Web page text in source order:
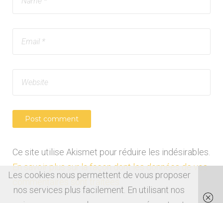
Ce site utilise Akismet pour réduire les indésirables.
En savoir plus sur la façon dont les données de vos
commentaires sont traitées
Les cookies nous permettent de vous proposer
nos services plus facilement. En utilisant nos